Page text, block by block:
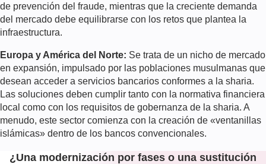
de prevención del fraude, mientras que la creciente demanda
del mercado debe equilibrarse con los retos que plantea la
infraestructura.
Europa y América del Norte: Se trata de un nicho de mercado
en expansión, impulsado por las poblaciones musulmanas que
desean acceder a servicios bancarios conformes a la sharia.
Las soluciones deben cumplir tanto con la normativa financiera
local como con los requisitos de gobernanza de la sharia. A
menudo, este sector comienza con la creación de «ventanillas
islámicas» dentro de los bancos convencionales.
¿Una modernización por fases o una sustitución